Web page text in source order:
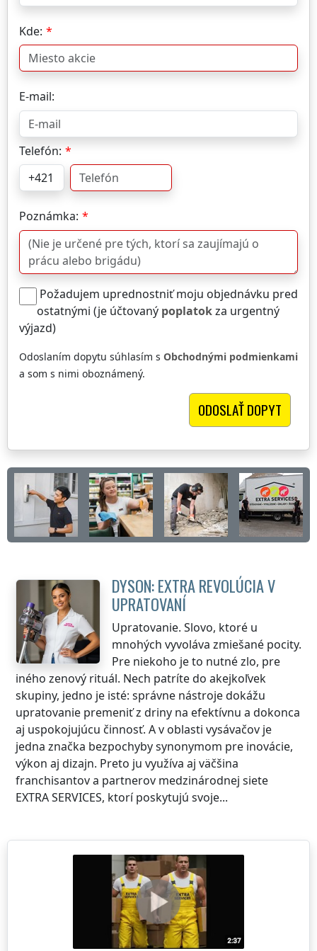
Kde:
E-mail:
Telefón:
Poznámka:
Požadujem uprednostniť moju objednávku pred
ostatnými (je účtovaný poplatokza urgentný
výjazd)
Odoslaním dopytu súhlasím s Obchodnými podmienkami
a som s nimi oboznámený.
DYSON: EXTRA REVOLÚCIA V
UPRATOVANÍ
Upratovanie. Slovo, ktoré u
mnohých vyvoláva zmiešané pocity.
Pre niekoho je to nutné zlo, pre
iného zenový rituál. Nech patríte do akejkoľvek
skupiny, jedno je isté: správne nástroje dokážu
upratovanie premeniť z driny na efektívnu a dokonca
aj uspokojujúcu činnosť. A v oblasti vysávačov je
jedna značka bezpochyby synonymom pre inovácie,
výkon aj dizajn. Preto ju využíva aj väčšina
franchisantov a partnerov medzinárodnej siete
EXTRA SERVICES, ktorí poskytujú svoje...